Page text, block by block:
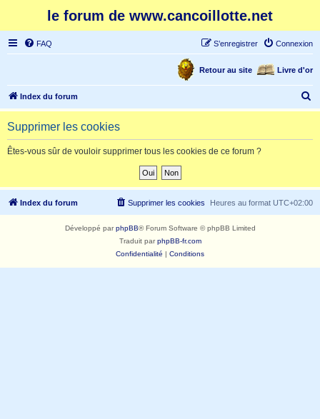
le forum de www.cancoillotte.net
FAQ Connexion
S’enregistrer
Livre d'or
Retour au site
Index du forum
e
h
Supprimer les cookies
Êtes-vous sûr de vouloir supprimer tous les cookies de ce forum ?
Index du forum Heures au format UTC+02:00
Supprimer les cookies
Développé parphpBB® Forum Software © phpBB Limited
Traduit parphpBB-fr.com
Confidentialité | Conditions